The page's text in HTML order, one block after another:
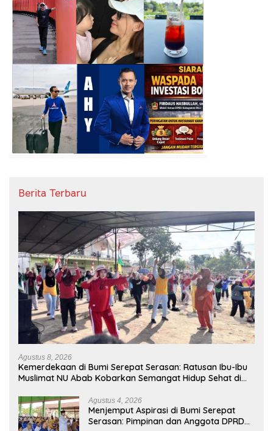
Berita Terbaru
Agustus 8, 2026
Kemerdekaan di Bumi Serepat Serasan: Ratusan Ibu-Ibu
Muslimat NU Abab Kobarkan Semangat Hidup Sehat di
Agustus 4, 2026
Menjemput Aspirasi di Bumi Serepat
Serasan: Pimpinan dan Anggota DPRD